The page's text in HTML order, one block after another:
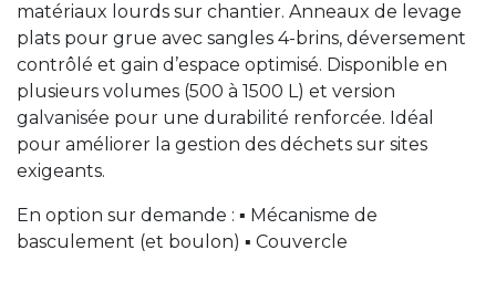
matériaux lourds sur chantier. Anneaux de levage
plats pour grue avec sangles 4-brins, déversement
contrôlé et gain d’espace optimisé. Disponible en
plusieurs volumes (500 à 1500 L) et version
galvanisée pour une durabilité renforcée. Idéal
pour améliorer la gestion des déchets sur sites
exigeants.
En option sur demande : ▪ Mécanisme de
basculement (et boulon) ▪ Couvercle